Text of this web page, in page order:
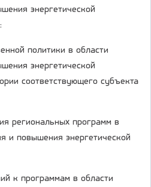
энергетической
политики в области
энергетической
соответствующего субъекта
региональных программ в
и повышения энергетической
к программам в области